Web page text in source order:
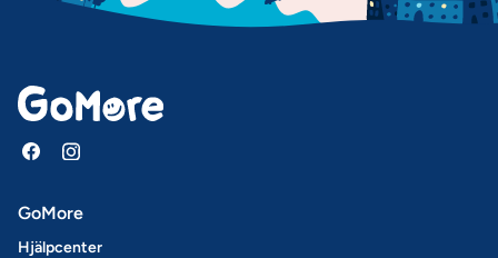
GoMore
Hjälpcenter